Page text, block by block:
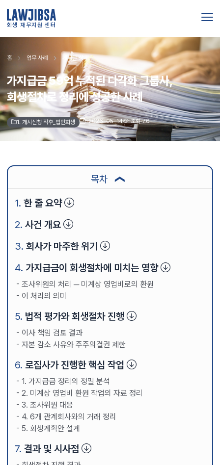
회생 재무지원 센터
홈 업무 사례 게시글 상세
가지급금 59억 누적된 다각화 그룹사,
회생절차로 정리에 성공한 사례
1. 개시신청 직후_법인회생 2026-05-14 조회 76
목차 ❯
한 줄 요약
사건 개요
회사가 마주한 위기
가지급금이 회생절차에 미치는 영향
조사위원의 처리 ─ 미계상 영업비로의 환원
이 처리의 의미
법적 평가와 회생절차 진행
이사 책임 검토 결과
자본 감소 사유와 주주의결권 제한
로집사가 진행한 핵심 작업
1. 가지급금 정리의 정밀 분석
2. 미계상 영업비 환원 작업의 자료 정리
3. 조사위원 대응
4. 6개 관계회사와의 거래 정리
5. 회생계획안 설계
결과 및 시사점